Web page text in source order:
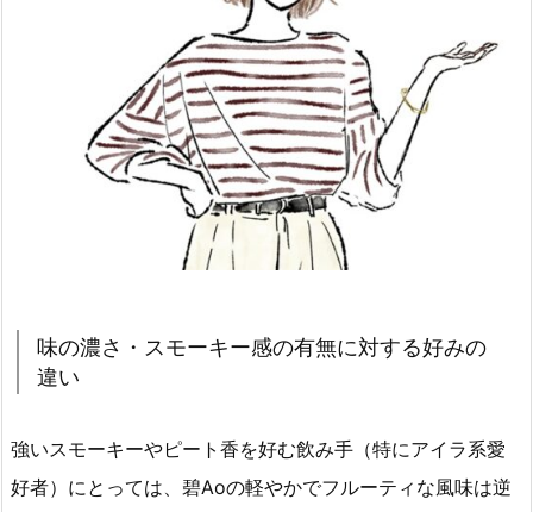
味の濃さ・スモーキー感の有無に対する好みの
違い
強いスモーキーやピート香を好む飲み手（特にアイラ系愛
好者）にとっては、碧Aoの軽やかでフルーティな風味は逆